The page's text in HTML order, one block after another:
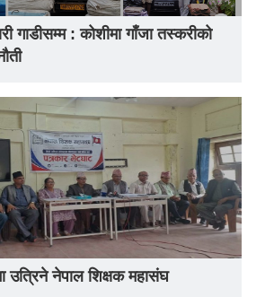
गाडीसम्म : कोशीमा गाँजा तस्करीको
उत्रिने नेपाल शिक्षक महासंघ